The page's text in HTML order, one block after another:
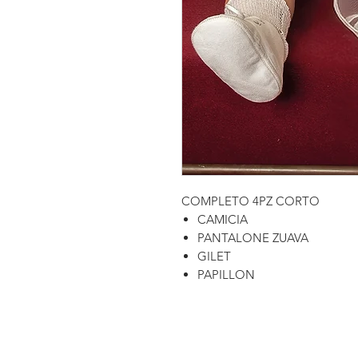
COMPLETO 4PZ CORTO
CAMICIA
PANTALONE ZUAVA
GILET
PAPILLON